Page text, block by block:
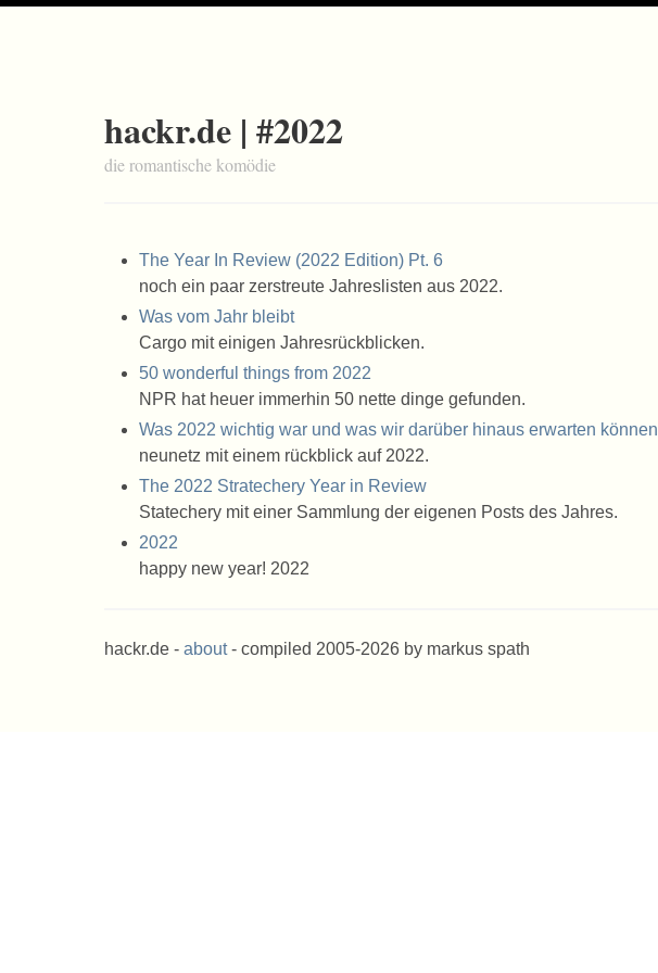
hackr.de | #2022
die romantische komödie
The Year In Review (2022 Edition) Pt. 6
noch ein paar zerstreute Jahreslisten aus 2022.
Was vom Jahr bleibt
Cargo mit einigen Jahresrückblicken.
50 wonderful things from 2022
NPR hat heuer immerhin 50 nette dinge gefunden.
Was 2022 wichtig war und was wir darüber hinaus erwarten können
neunetz mit einem rückblick auf 2022.
The 2022 Stratechery Year in Review
Statechery mit einer Sammlung der eigenen Posts des Jahres.
2022
happy new year! 2022
hackr.de - about- compiled 2005-2026 by markus spath